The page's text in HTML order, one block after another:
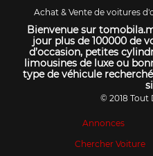
Achat & Vente de voitures
Bienvenue sur
jour plus de 100000 de
d’occasion, petites
limousines de luxe ou
type de véhicule
© 2018 Tout
Annonces
Chercher Voiture